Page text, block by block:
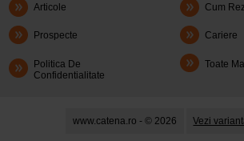
Articole Cum
Prospecte Cariere
Politica De
Confidentialitate
Toate
www.catena.ro - © 2026 Vezi